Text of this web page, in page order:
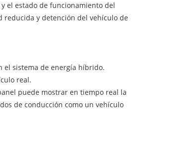
el estado de funcionamiento del
reducida y detención del vehículo de
el sistema de energía híbrido.
real.
puede mostrar en tiempo real la
de conducción como un vehículo